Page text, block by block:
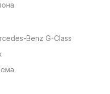
Benz G-Class